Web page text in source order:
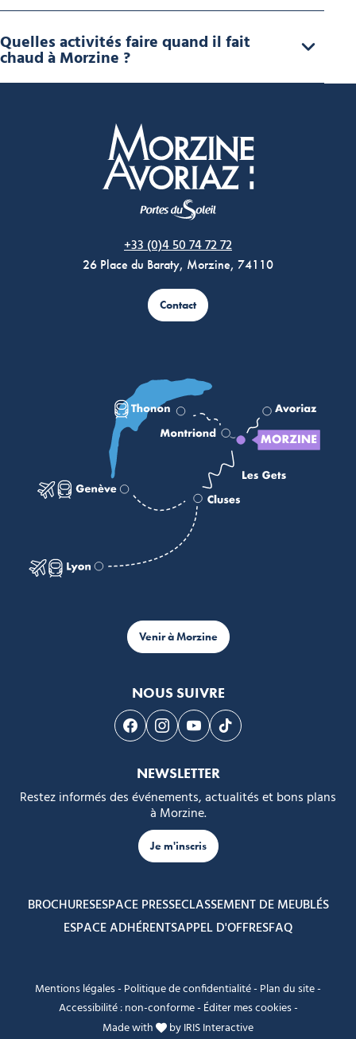
Quelles activités faire quand il fait
chaud à Morzine ?
+33 (0)4 50 74 72 72
26 Place du Baraty, Morzine, 74110
Contact
Venir à Morzine
NOUS SUIVRE
Suivez-nous sur Facebook
Suivez-nous sur Instagram
Suivez-nous sur Youtube
Suivez-nous sur
NEWSLETTER
Restez informés des événements, actualités et bons plans
à Morzine.
Je m'inscris
BROCHURESESPACE PRESSECLASSEMENT DE MEUBLÉS
ESPACE ADHÉRENTSAPPEL D'OFFRESFAQ
Mentions légales- Politique de confidentialité- Plan du site-
Accessibilité : non-conforme- Éditer mes cookies-
Made with
byIRIS Interactive